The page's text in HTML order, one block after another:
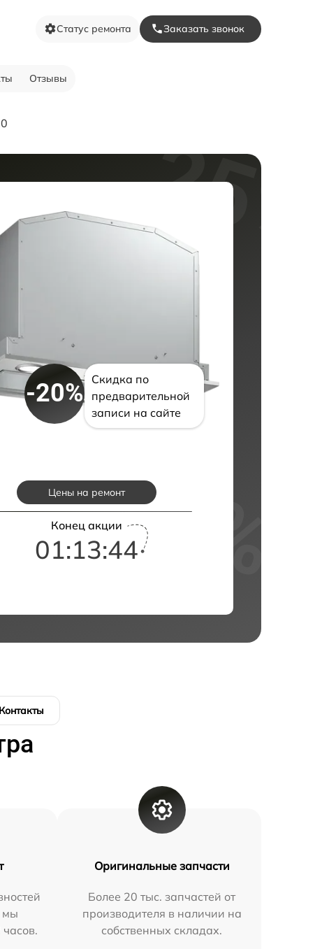
Статус ремонта Заказать звонок
Отзывы
-20%
Скидка по
предварительной
записи на сайте
Цены на ремонт
Конец акции
01:13:43
Контакты
мы
Оригинальные запчасти
Более 20 тыс. запчастей от
производителя в наличии на
собственных складах.